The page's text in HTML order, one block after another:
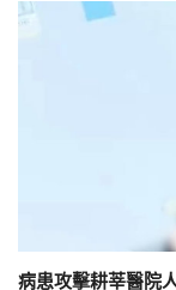
病患攻擊耕莘醫院